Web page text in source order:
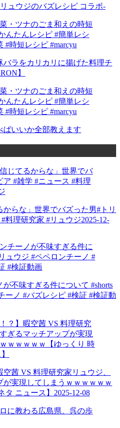
ュウジのバズレシピ コラボ-
バラをカリカリに揚げた料理チ
】
ばいいか全部教えます
からな」世界でバズった男#トリ
料理研究家 #リュウジ2025-12-
不味すぎる件について #shorts
ーノ #バズレシピ #検証 #検証動
空茜 VS 料理研究家リュウジ、
実現してしまうｗｗｗｗｗｗ
タ ニュース】 2025-12-08